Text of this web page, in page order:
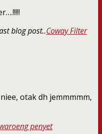
blog post..Coway Filter
otak dh jemmmmm,
waroeng penyet